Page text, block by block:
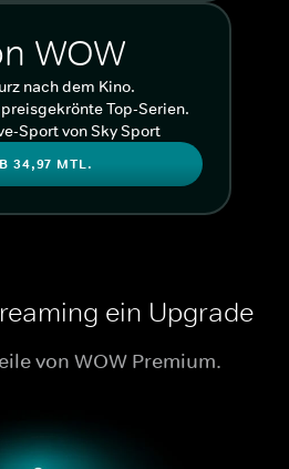
WOW
nach dem Kino.
Top-Serien.
Sport von Sky Sport
34,97 MTL.
ein Upgrade
von WOW Premium.